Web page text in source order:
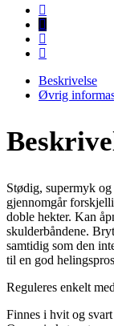
Beskrivelse
Øvrig
Stødig, supermyk
gjennomgår
doble hekter. Kan
skulderbåndene.
samtidig som den
til en god
Reguleres enkelt
Finnes i hvit og